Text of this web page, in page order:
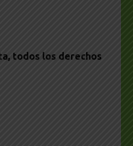
, todos los derechos